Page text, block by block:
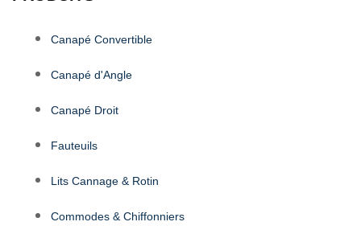
Canapé Convertible
Canapé d'Angle
Canapé Droit
Fauteuils
Lits Cannage & Rotin
Commodes & Chiffonniers